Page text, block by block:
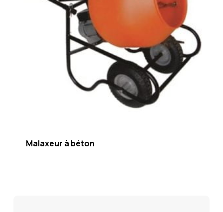
Malaxeur à béton